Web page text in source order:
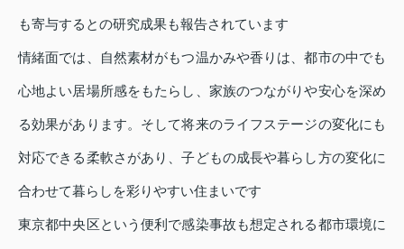
も寄与するとの研究成果も報告されています
情緒面では、自然素材がもつ温かみや香りは、都市の中でも
心地よい居場所感をもたらし、家族のつながりや安心を深め
る効果があります。そして将来のライフステージの変化にも
対応できる柔軟さがあり、子どもの成長や暮らし方の変化に
合わせて暮らしを彩りやすい住まいです
東京都中央区という便利で感染事故も想定される都市環境に